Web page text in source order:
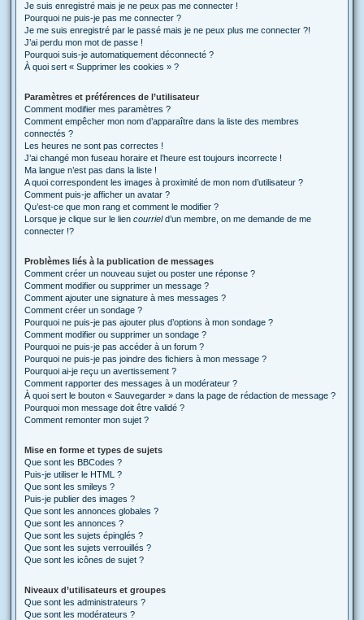
Je suis enregistré mais je ne peux pas me connecter !
Pourquoi ne puis-je pas me connecter ?
Je me suis enregistré par le passé mais je ne peux plus me connecter ?!
J’ai perdu mon mot de passe !
Pourquoi suis-je automatiquement déconnecté ?
À quoi sert « Supprimer les cookies » ?
Paramètres et préférences de l’utilisateur
Comment modifier mes paramètres ?
Comment empêcher mon nom d’apparaître dans la liste des membres
connectés ?
Les heures ne sont pas correctes !
J’ai changé mon fuseau horaire et l’heure est toujours incorrecte !
Ma langue n’est pas dans la liste !
A quoi correspondent les images à proximité de mon nom d’utilisateur ?
Comment puis-je afficher un avatar ?
Qu’est-ce que mon rang et comment le modifier ?
Lorsque je clique sur le lien courrield’un membre, on me demande de me
connecter !?
Problèmes liés à la publication de messages
Comment créer un nouveau sujet ou poster une réponse ?
Comment modifier ou supprimer un message ?
Comment ajouter une signature à mes messages ?
Comment créer un sondage ?
Pourquoi ne puis-je pas ajouter plus d’options à mon sondage ?
Comment modifier ou supprimer un sondage ?
Pourquoi ne puis-je pas accéder à un forum ?
Pourquoi ne puis-je pas joindre des fichiers à mon message ?
Pourquoi ai-je reçu un avertissement ?
Comment rapporter des messages à un modérateur ?
À quoi sert le bouton « Sauvegarder » dans la page de rédaction de message ?
Pourquoi mon message doit être validé ?
Comment remonter mon sujet ?
Mise en forme et types de sujets
Que sont les BBCodes ?
Puis-je utiliser le HTML ?
Que sont les smileys ?
Puis-je publier des images ?
Que sont les annonces globales ?
Que sont les annonces ?
Que sont les sujets épinglés ?
Que sont les sujets verrouillés ?
Que sont les icônes de sujet ?
Niveaux d’utilisateurs et groupes
Que sont les administrateurs ?
Que sont les modérateurs ?